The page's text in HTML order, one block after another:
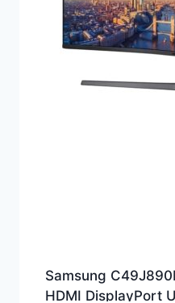
Samsung
HDMI DisplayPort